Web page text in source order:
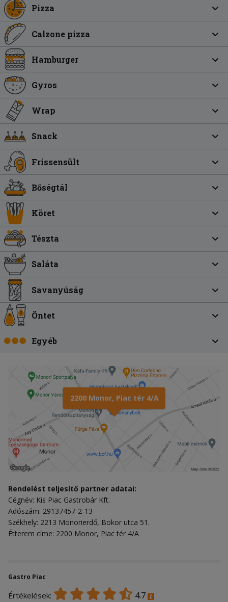
Pizza
Calzone pizza
Hamburger
Gyros
Wrap
Snack
Frissensült
Bőségtál
Köret
Tészta
Saláta
Savanyúság
Öntet
Egyéb
2200 Monor, Piac tér 4/A
Rendelést teljesítő partner adatai:
Cégnév: Kis Piac Gastrobár Kft.
Adószám: 29137457-2-13
Székhely: 2213 Monorierdő, Bokor utca 51.
Étterem címe: 2200 Monor, Piac tér 4/A
Gastro Piac
Értékelések: 4.7